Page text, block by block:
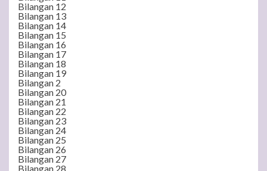
Bilangan 12
Bilangan 13
Bilangan 14
Bilangan 15
Bilangan 16
Bilangan 17
Bilangan 18
Bilangan 19
Bilangan 2
Bilangan 20
Bilangan 21
Bilangan 22
Bilangan 23
Bilangan 24
Bilangan 25
Bilangan 26
Bilangan 27
Bilangan 28